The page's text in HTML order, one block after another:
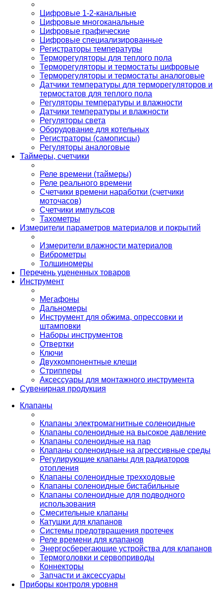
Цифровые 1-2-канальные
Цифровые многоканальные
Цифровые графические
Цифровые специализированные
Регистраторы температуры
Терморегуляторы для теплого пола
Терморегуляторы и термостаты цифровые
Терморегуляторы и термостаты аналоговые
Датчики температуры для терморегуляторов и
термостатов для теплого пола
Регуляторы температуры и влажности
Датчики температуры и влажности
Регуляторы света
Оборудование для котельных
Регистраторы (самописцы)
Регуляторы аналоговые
Таймеры, счетчики
Реле времени (таймеры)
Реле реального времени
Счетчики времени наработки (счетчики
моточасов)
Счетчики импульсов
Тахометры
Измерители параметров материалов и покрытий
Измерители влажности материалов
Виброметры
Толщиномеры
Перечень уцененных товаров
Инструмент
Мегафоны
Дальномеры
Инструмент для обжима, опрессовки и
штамповки
Наборы инструментов
Отвертки
Ключи
Двухкомпонентные клещи
Стрипперы
Аксессуары для монтажного инструмента
Сувенирная продукция
Клапаны
Клапаны электромагнитные соленоидные
Клапаны соленоидные на высокое давление
Клапаны соленоидные на пар
Клапаны соленоидные на агрессивные среды
Регулирующие клапаны для радиаторов
отопления
Клапаны соленоидные трехходовые
Клапаны соленоидные бистабильные
Клапаны соленоидные для подводного
использования
Смесительные клапаны
Катушки для клапанов
Системы предотвращения протечек
Реле времени для клапанов
Энергосберегающие устройства для клапанов
Термоголовки и сервоприводы
Коннекторы
Запчасти и аксессуары
Приборы контроля уровня